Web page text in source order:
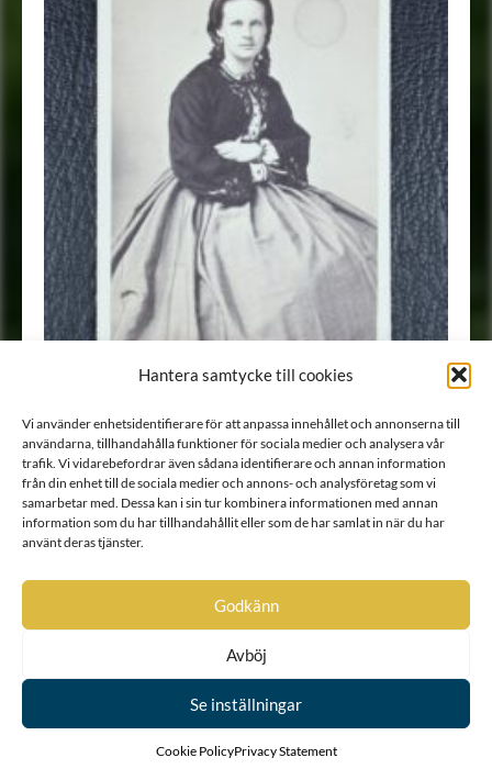
Hantera samtycke till cookies
Vi använder enhetsidentifierare för att anpassa innehållet och annonserna till
användarna, tillhandahålla funktioner för sociala medier och analysera vår
trafik. Vi vidarebefordrar även sådana identifierare och annan information
från din enhet till de sociala medier och annons- och analysföretag som vi
samarbetar med. Dessa kan i sin tur kombinera informationen med annan
information som du har tillhandahållit eller som de har samlat in när du har
använt deras tjänster.
Godkänn
Avböj
Se inställningar
Cookie PolicyPrivacy Statement
Porträtt•Fotografi